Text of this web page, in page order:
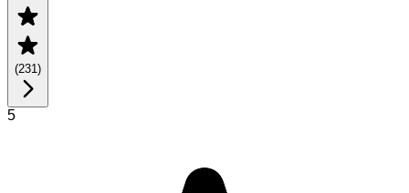
(231 )
5